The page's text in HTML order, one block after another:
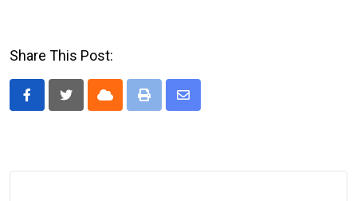
Share This Post:
Cloud Print
Share